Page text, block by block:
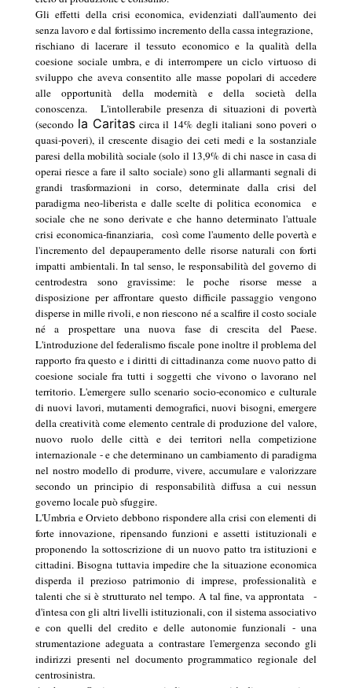
Gli effetti della crisi economica, evidenziati dall'aumento dei
senza lavoro e dal fortissimo incremento della cassa integrazione,
rischiano di lacerare il tessuto economico e la qualità della
coesione sociale umbra, e di interrompere un ciclo virtuoso di
sviluppo che aveva consentito alle masse popolari di accedere
alle opportunità della modernità e della società della
conoscenza.
L'intollerabile presenza di situazioni di povertà
(secondo la Caritas circa il 14% degli italiani sono poveri o
quasi-poveri), il crescente disagio dei ceti medi e la sostanziale
paresi della mobilità sociale (solo il 13,9% di chi nasce in casa di
operai riesce a fare il salto sociale) sono gli allarmanti segnali di
grandi trasformazioni in corso, determinate dalla crisi del
paradigma neo-liberista e dalle scelte di politica economica
e
sociale che ne sono derivate e che hanno determinato l'attuale
crisi economica-finanziaria,
così come l'aumento delle povertà e
l'incremento del depauperamento delle risorse naturali con forti
impatti ambientali. In tal senso, le responsabilità del governo di
centrodestra sono gravissime: le poche risorse messe a
disposizione per affrontare questo difficile passaggio vengono
disperse in mille rivoli, e non riescono né a scalfire il costo sociale
né a prospettare una nuova fase di crescita del Paese.
L'introduzione del federalismo fiscale pone inoltre il problema del
rapporto fra questo e i diritti di cittadinanza come nuovo patto di
coesione sociale fra tutti i soggetti che vivono o lavorano nel
territorio. L'emergere sullo scenario socio-economico e culturale
di nuovi lavori, mutamenti demografici, nuovi bisogni, emergere
della creatività come elemento centrale di produzione del valore,
nuovo ruolo delle città e dei territori nella competizione
internazionale - e che determinano un cambiamento di paradigma
nel nostro modello di produrre, vivere, accumulare e valorizzare
secondo un principio di responsabilità diffusa a cui nessun
governo locale può sfuggire.
L'Umbria e Orvieto debbono rispondere alla crisi con elementi di
forte innovazione, ripensando funzioni e assetti istituzionali e
proponendo la sottoscrizione di un nuovo patto tra istituzioni e
cittadini. Bisogna tuttavia impedire che la situazione economica
disperda il prezioso patrimonio di imprese, professionalità e
talenti che si è strutturato nel tempo. A tal fine, va approntata
-
d'intesa con gli altri livelli istituzionali, con il sistema associativo
e con quelli del credito e delle autonomie funzionali - una
strumentazione adeguata a contrastare l'emergenza secondo gli
indirizzi presenti nel documento programmatico regionale del
centrosinistra.